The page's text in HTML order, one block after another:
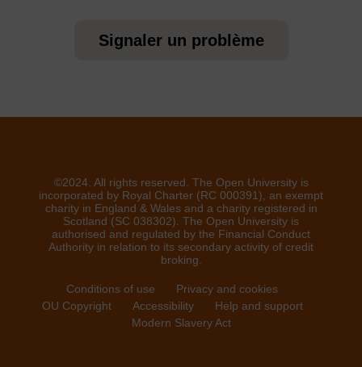
Signaler un problème
©2024. All rights reserved. The Open University is
incorporated by Royal Charter (RC 000391), an exempt
charity in England & Wales and a charity registered in
Scotland (SC 038302). The Open University is
authorised and regulated by the Financial Conduct
Authority in relation to its secondary activity of credit
broking.
Conditions of use
Privacy and cookies
OU Copyright
Accessibility
Help and support
Modern Slavery Act